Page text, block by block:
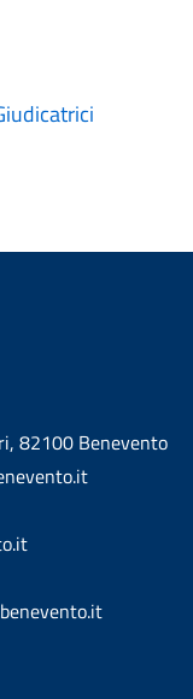
82100 Benevento